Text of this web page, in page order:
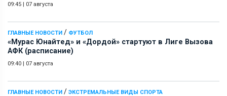
09:45 | 07 августа
ГЛАВНЫЕ НОВОСТИ / ФУТБОЛ
«Мурас Юнайтед» и «Дордой» стартуют в Лиге Вызова
АФК (расписание)
09:40 | 07 августа
ГЛАВНЫЕ НОВОСТИ / ЭКСТРЕМАЛЬНЫЕ ВИДЫ СПОРТА